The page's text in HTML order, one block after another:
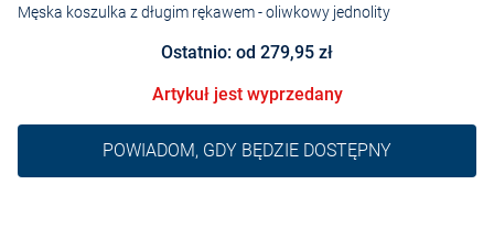
Męska koszulka z długim rękawem- oliwkowy jednolity
Ostatnio: od 279,95 zł
Artykuł jest wyprzedany
POWIADOM, GDY BĘDZIE DOSTĘPNY